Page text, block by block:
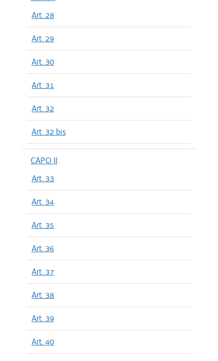
Art. 28
Art. 29
Art. 30
Art. 31
Art. 32
Art. 32 bis
CAPO II
Art. 33
Art. 34
Art. 35
Art. 36
Art. 37
Art. 38
Art. 39
Art. 40